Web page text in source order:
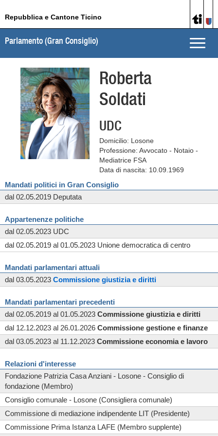
Repubblica e Cantone Ticino
Toggle
Parlamento (Gran Consiglio)
Roberta
Soldati
UDC
Domicilio: Losone
Professione: Avvocato - Notaio -
Mediatrice FSA
Data di nascita: 10.09.1969
Mandati politici in Gran Consiglio
dal 02.05.2019 Deputata
Appartenenze politiche
dal 02.05.2023 UDC
dal 02.05.2019 al 01.05.2023 Unione democratica di centro
Mandati parlamentari attuali
dal 03.05.2023 Commissione giustizia e diritti
Mandati parlamentari precedenti
dal 02.05.2019 al 01.05.2023 Commissione giustizia e diritti
dal 12.12.2023 al 26.01.2026 Commissione gestione e finanze
dal 03.05.2023 al 11.12.2023 Commissione economia e lavoro
Relazioni d'interesse
Fondazione Patrizia Casa Anziani - Losone - Consiglio di
fondazione (Membro)
Consiglio comunale - Losone (Consigliera comunale)
Commissione di mediazione indipendente LIT (Presidente)
Commissione Prima Istanza LAFE (Membro supplente)